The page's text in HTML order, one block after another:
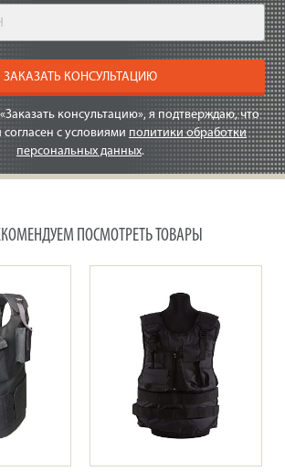
ЗАКАЗАТЬ КОНСУЛЬТАЦИЮ
консультацию», я подтверждаю, что
с условиями политики обработки
персональных данных.
ПОСМОТРЕТЬ ТОВАРЫ